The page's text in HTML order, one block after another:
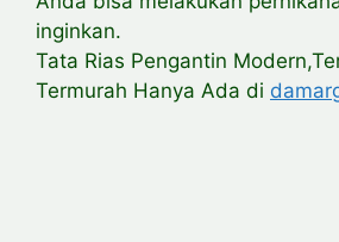
inginkan.
Tata Rias Pengantin
Termurah Hanya Ada di